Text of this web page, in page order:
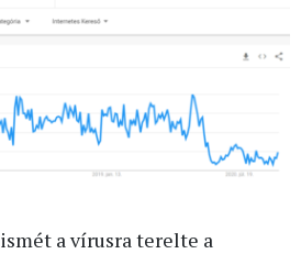
ismét a vírusra terelte a